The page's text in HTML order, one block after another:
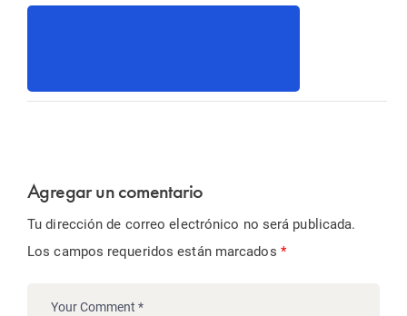
Agregar un comentario
Tu dirección de correo electrónico no será publicada.
Los campos requeridos están marcados *